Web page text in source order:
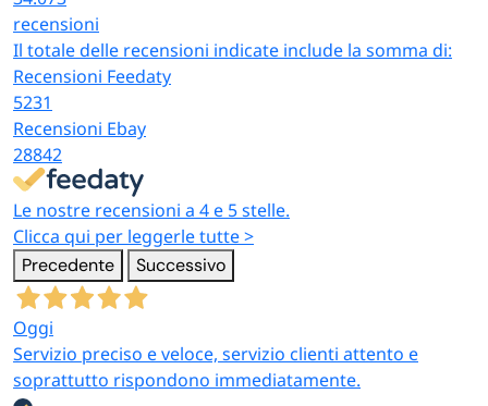
recensioni
Il totale delle recensioni indicate include la somma di:
Recensioni Feedaty
5231
Recensioni Ebay
28842
Le nostre recensioni a 4 e 5 stelle.
Clicca qui per leggerle tutte >
Precedente Successivo
Oggi
Servizio preciso e veloce, servizio clienti attento e
soprattutto rispondono immediatamente.